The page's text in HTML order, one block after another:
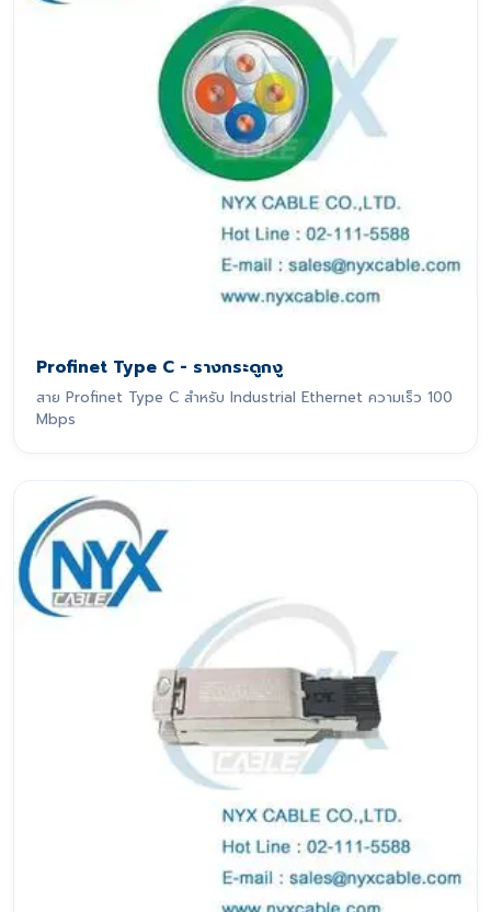
Profinet Type C - รางกระดูกงู
สาย Profinet Type C สำหรับ Industrial Ethernet ความเร็ว 100
Mbps